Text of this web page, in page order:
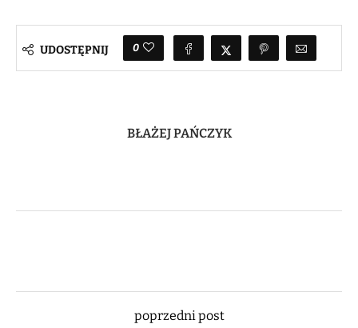
UDOSTĘPNIJ 0
BŁAŻEJ PAŃCZYK
poprzedni post